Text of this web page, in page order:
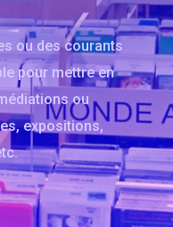
ou des courants
pour mettre en
ou
expositions,